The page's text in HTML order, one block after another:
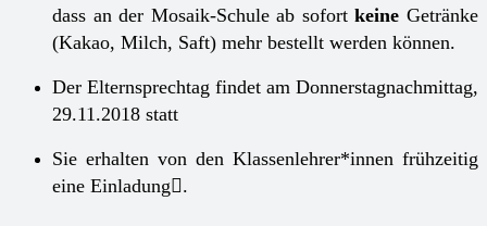
dass an der Mosaik-Schule ab sofortkeine Getränke
(Kakao, Milch, Saft) mehr bestellt werden können.
Der Elternsprechtag findet am Donnerstagnachmittag,
29.11.2018 statt
Sie erhalten von den Klassenlehrer*innen frühzeitig
eine Einladung.